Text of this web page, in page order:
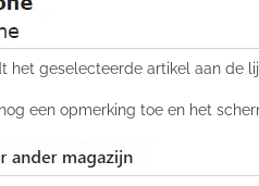
het geselecteerde artikel aan de
een opmerking toe en het